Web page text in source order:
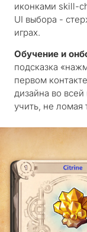
иконками skill-
UI выбора -
играх.
Обучение и
подсказка
первом
дизайна во всей
учить, не ломая